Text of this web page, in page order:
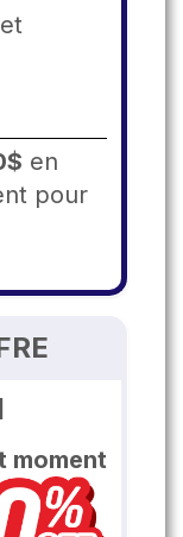
en
pour
moment